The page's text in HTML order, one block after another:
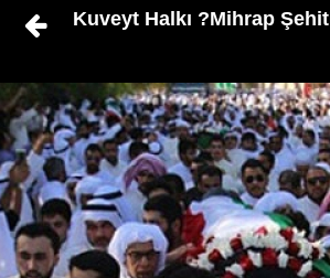
Kuveyt Halkı ?Mihrap